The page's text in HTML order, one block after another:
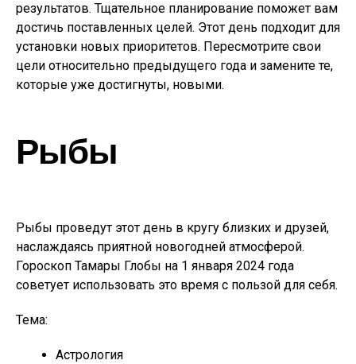
результатов. Тщательное планирование поможет вам
достичь поставленных целей. Этот день подходит для
установки новых приоритетов. Пересмотрите свои
цели относительно предыдущего года и замените те,
которые уже достигнуты, новыми.
Рыбы
Рыбы проведут этот день в кругу близких и друзей,
наслаждаясь приятной новогодней атмосферой.
Гороскоп Тамары Глобы на 1 января 2024 года
советует использовать это время с пользой для себя.
Тема:
Астрология